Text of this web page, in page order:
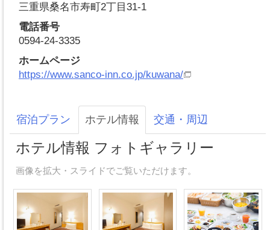
三重県桑名市寿町2丁目31-1
電話番号
0594-24-3335
ホームページ
https://www.sanco-inn.co.jp/kuwana/
宿泊プラン ホテル情報 交通・周辺
ホテル情報 フォトギャラリー
画像を拡大・スライドでご覧いただけます。